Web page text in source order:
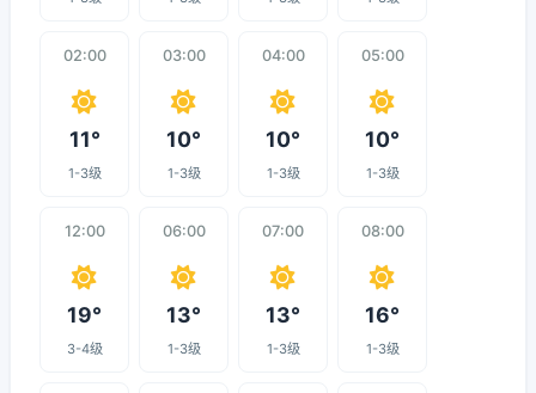
02:00
11°
1-3级
03:00
10°
1-3级
04:00
10°
1-3级
05:00
10°
1-3级
12:00
19°
3-4级
06:00
13°
1-3级
07:00
13°
1-3级
08:00
16°
1-3级